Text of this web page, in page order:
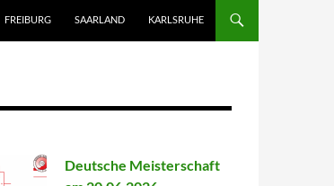
FREIBURG SAARLAND KARLSRUHE
Deutsche Meisterschaft